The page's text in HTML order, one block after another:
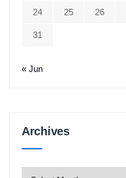
24 25 26
31
« Jun
ArchivesArchives